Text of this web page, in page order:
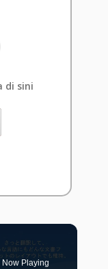
di sini
Now Playing